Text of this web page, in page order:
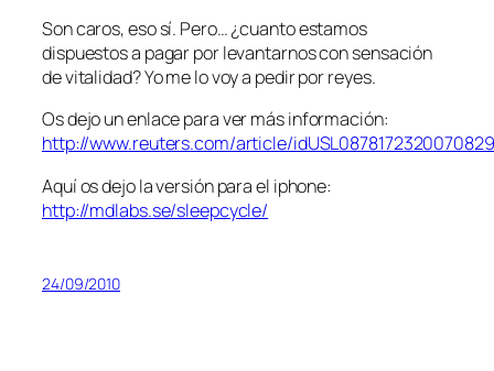
Son caros, eso sí. Pero… ¿cuanto estamos
dispuestos a pagar por levantarnos con sensación
de vitalidad? Yo me lo voy a pedir por reyes.
Os dejo un enlace para ver más información:
http://www.reuters.com/article/idUSL0878172320070829
Aquí os dejo la versión para el iphone:
http://mdlabs.se/sleepcycle/
24/09/2010